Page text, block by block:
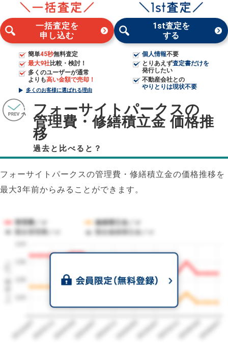
一括査定を
申し込む
簡単45秒無料査定
最大9社比較・検討！
多くのユーザーが通常
よりも高い金額で売却！
多くのお客様に選ばれる理由
1st査定を
する
個人情報不要
とりあえず査定書だけを
発行したい
不動産会社との
やりとりは現状不要
フォーサイトパークスの
管理費・修繕積立金 価格推
移
過去と比べると？
フォーサイトパークスの管理費・修繕積立金の価格推移を
最大3年前からみることができます。
1㎡単価（円）
管理費／㎡
修繕積立金／㎡
2023/072023/112024/032024/072024/112025/032025/072025/112026/032026/07